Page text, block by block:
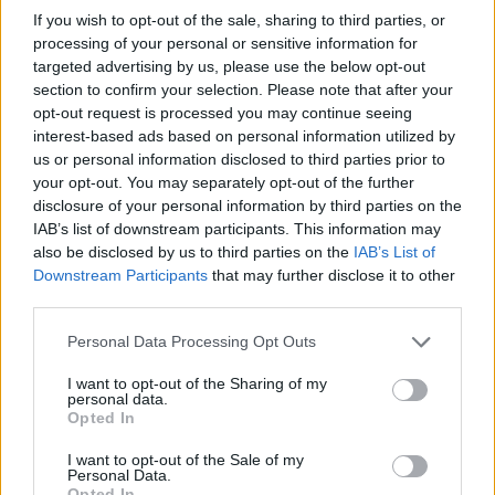
If you wish to opt-out of the sale, sharing to third parties, or
processing of your personal or sensitive information for
targeted advertising by us, please use the below opt-out
section to confirm your selection. Please note that after your
opt-out request is processed you may continue seeing
interest-based ads based on personal information utilized by
us or personal information disclosed to third parties prior to
your opt-out. You may separately opt-out of the further
disclosure of your personal information by third parties on the
IAB’s list of downstream participants. This information may
also be disclosed by us to third parties on the IAB’s List of
Downstream Participants that may further disclose it to other
Personal Data Processing Opt Outs
I want to opt-out of the Sharing of my
personal data.
Opted In
I want to opt-out of the Sale of my
Personal Data.
La promessa di tornare a remunerare gli azionisti,
di restituire cassa dopo anni di sofferenza, si
inserisce in questo quadro di ritrovata fiducia. Il
vero banco di prova non sarà un dividendo
annunciato, bensì la tenuta della rotta quando
torneranno le pressioni: quelle politiche, quelle
regolatorie, quelle degli azionisti impazienti, che al
momento non si intravedono, ma non si può mai
Il turnaround di Tim non è una favola edificante. È
il risultato di una scelta impopolare diventata
inevitabile e di una governance che, almeno